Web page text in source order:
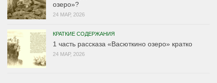
озеро»?
24 МАР, 2026
КРАТКИЕ СОДЕРЖАНИЯ
1 часть рассказа «Васюткино озеро» кратко
24 МАР, 2026